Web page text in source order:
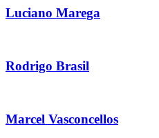
Luciano Marega
Rodrigo Brasil
Marcel Vasconcellos